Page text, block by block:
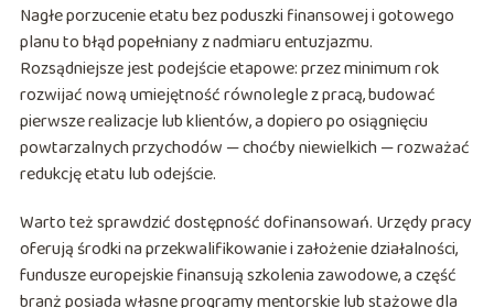
Nagłe porzucenie etatu bez poduszki finansowej i gotowego
planu to błąd popełniany z nadmiaru entuzjazmu.
Rozsądniejsze jest podejście etapowe: przez minimum rok
rozwijać nową umiejętność równolegle z pracą, budować
pierwsze realizacje lub klientów, a dopiero po osiągnięciu
powtarzalnych przychodów — choćby niewielkich — rozważać
redukcję etatu lub odejście.
Warto też sprawdzić dostępność dofinansowań. Urzędy pracy
oferują środki na przekwalifikowanie i założenie działalności,
fundusze europejskie finansują szkolenia zawodowe, a część
branż posiada własne programy mentorskie lub stażowe dla